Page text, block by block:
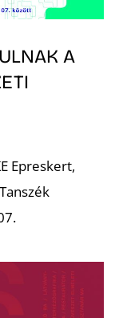
A
Epreskert,